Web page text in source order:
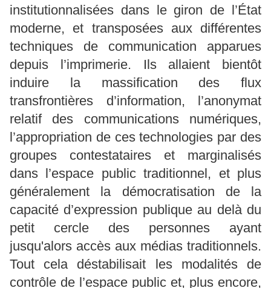
institutionnalisées dans le giron de l’État
moderne, et transposées aux différentes
techniques de communication apparues
depuis l’imprimerie. Ils allaient bientôt
induire la massification des flux
transfrontières d’information, l’anonymat
relatif des communications numériques,
l’appropriation de ces technologies par des
groupes contestataires et marginalisés
dans l’espace public traditionnel, et plus
généralement la démocratisation de la
capacité d’expression publique au delà du
petit cercle des personnes ayant
jusqu'alors accès aux médias traditionnels.
Tout cela déstabilisait les modalités de
contrôle de l’espace public et, plus encore,